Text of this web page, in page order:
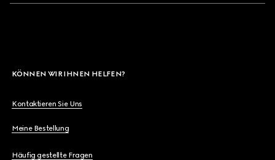
KÖNNEN WIR IHNEN HELFEN?
Kontaktieren Sie Uns
Meine Bestellung
Häufig gestellte Fragen